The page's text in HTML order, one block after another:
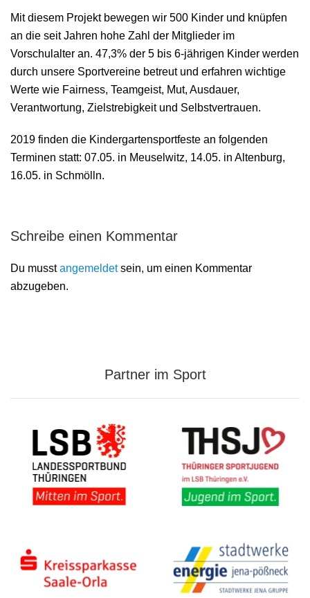
Mit diesem Projekt bewegen wir 500 Kinder und knüpfen
an die seit Jahren hohe Zahl der Mitglieder im
Vorschulalter an. 47,3% der 5 bis 6-jährigen Kinder werden
durch unsere Sportvereine betreut und erfahren wichtige
Werte wie Fairness, Teamgeist, Mut, Ausdauer,
Verantwortung, Zielstrebigkeit und Selbstvertrauen.
2019 finden die Kindergartensportfeste an folgenden
Terminen statt: 07.05. in Meuselwitz, 14.05. in Altenburg,
16.05. in Schmölln.
Schreibe einen Kommentar
Du musstangemeldetsein, um einen Kommentar
abzugeben.
Partner im Sport